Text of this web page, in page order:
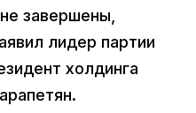
завершены,
лидер партии
холдинга